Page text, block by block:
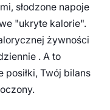
słodzone napoje
"ukryte kalorie".
żywności
. A to
posiłki, Twój bilans